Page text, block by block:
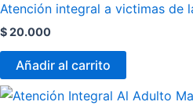
Atención integral a victimas de
$20.000
Añadir al carrito